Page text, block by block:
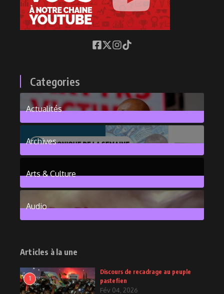
Categories
Actualités
376Posts
Archives
Arts & Culture
6Posts
Audio
Articles à la une
1
Discours de recadrage au peuple
pastefien
Fév 04, 2026